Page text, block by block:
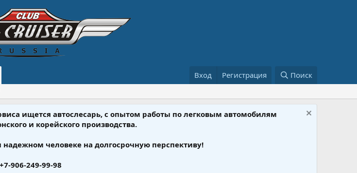
Вход Регистрация Поиск
ищется автослесарь, с опытом работы по легковым автомобилям
и корейского производства.
человеке на долгосрочную перспективу!
+7-906-249-99-98